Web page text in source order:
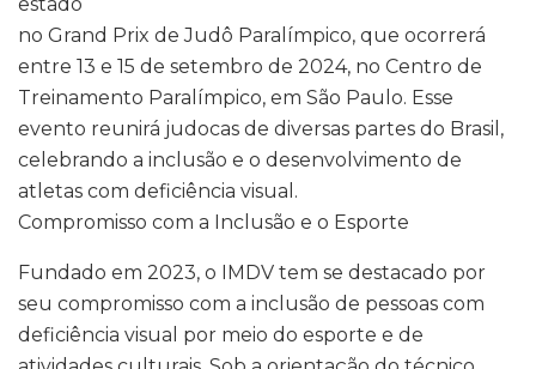
no Grand Prix de Judô Paralímpico, que ocorrerá
entre 13 e 15 de setembro de 2024, no Centro de
Treinamento Paralímpico, em São Paulo. Esse
evento reunirá judocas de diversas partes do Brasil,
celebrando a inclusão e o desenvolvimento de
atletas com deficiência visual.
Compromisso com a Inclusão e o Esporte
Fundado em 2023, o IMDV tem se destacado por
seu compromisso com a inclusão de pessoas com
deficiência visual por meio do esporte e de